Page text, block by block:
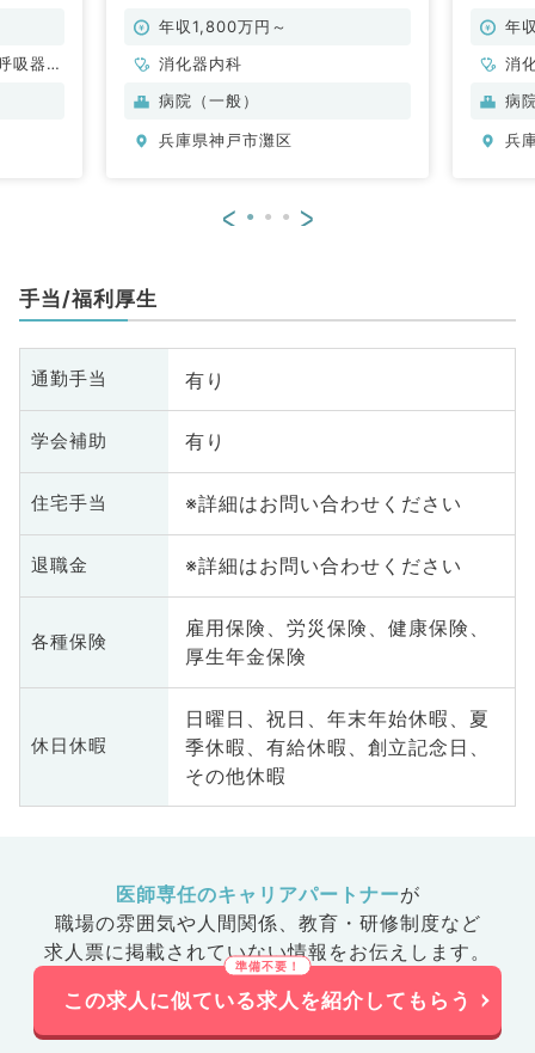
吸器内
です（消化器内科／常勤）
年収1,800万円～
消化器内科
病院（一般）
兵庫県神戸市灘区
年
消
病
兵
< >
手当/福利厚生
通勤手当 有り
学会補助 有り
住宅手当 ※詳細はお問い合わせください
退職金 ※詳細はお問い合わせください
各種保険
雇用保険、労災保険、健康保険、
厚生年金保険
休日休暇
日曜日、祝日、年末年始休暇、夏
季休暇、有給休暇、創立記念日、
その他休暇
医師専任のキャリアパートナーが
職場の雰囲気や人間関係、 教育・研修制度など
求人票に掲載されていない情報をお伝えします。
この求人に似ている求人を紹介してもらう